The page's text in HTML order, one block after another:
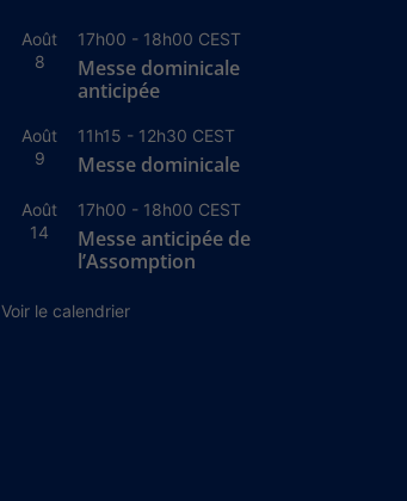
Août
8
17h00 - 18h00 CEST
Messe dominicale
anticipée
Août
9
11h15 - 12h30 CEST
Messe dominicale
Août
14
17h00 - 18h00 CEST
Messe anticipée de
l’Assomption
Voir le calendrier